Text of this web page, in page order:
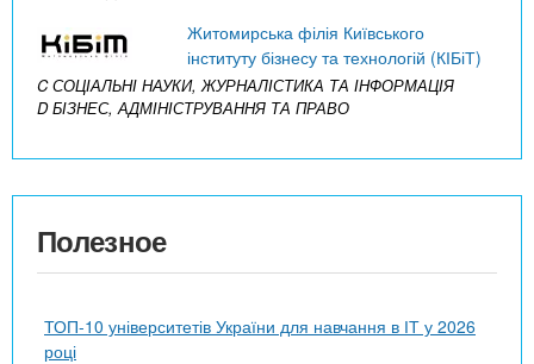
Житомирська філія Київського
інституту бізнесу та технологій (КІБіТ)
C СОЦІАЛЬНІ НАУКИ, ЖУРНАЛІСТИКА ТА ІНФОРМАЦІЯ
D БІЗНЕС, АДМІНІСТРУВАННЯ ТА ПРАВО
Полезное
ТОП-10 університетів України для навчання в ІТ у 2026
році